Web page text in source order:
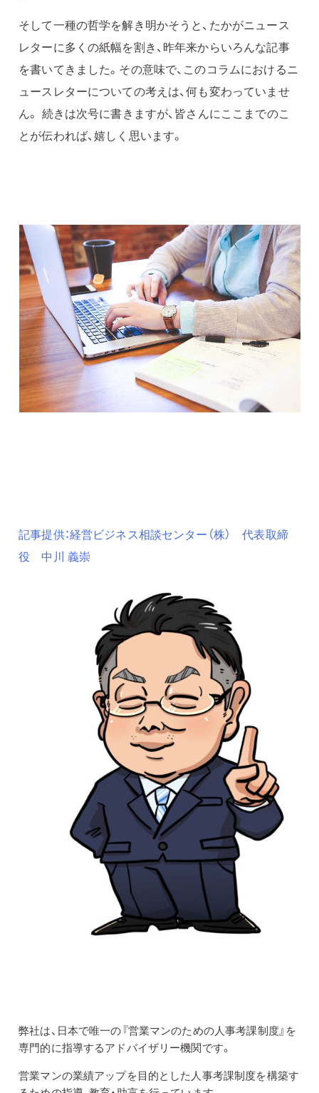
そして一種の哲学を解き明かそうと、たかがニュース
レターに多くの紙幅を割き、昨年来からいろんな記事
を書いてきました。その意味で、このコラムにおけるニ
ュースレターについての考えは、何も変わっていませ
ん。 続きは次号に書きますが、皆さんにここまでのこ
とが伝われば、嬉しく思います。
記事提供：経営ビジネス相談センター（株） 代表取締
役 中川 義崇
弊社は、日本で唯一の『営業マンのための人事考課制度』を
専門的に指導するアドバイザリー機関です。
営業マンの業績アップを目的とした人事考課制度を構築す